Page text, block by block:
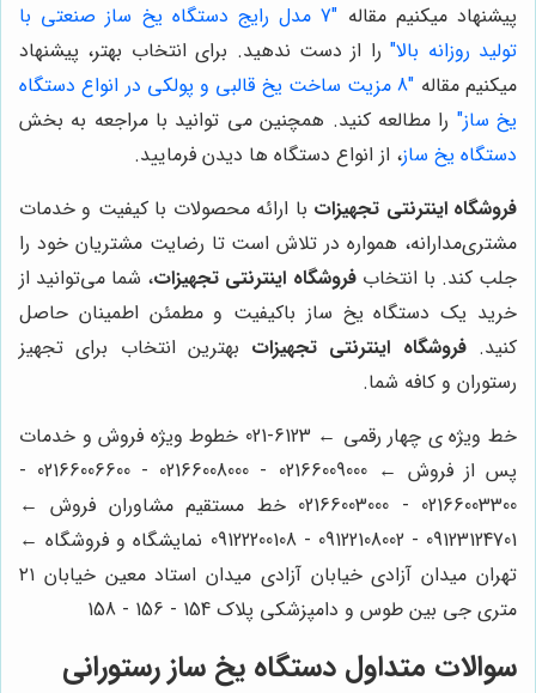
پیشنهاد میکنیم مقاله
"7 مدل رایج دستگاه یخ ساز صنعتی با
تولید روزانه بالا"را از دست ندهید. برای انتخاب بهتر، پیشنهاد
میکنیم مقاله
"8 مزیت ساخت یخ قالبی و پولکی در انواع دستگاه
یخ ساز" را مطالعه کنید. همچنین می توانید با مراجعه به بخش
دستگاه یخ ساز، از انواع دستگاه ها دیدن فرمایید.
فروشگاه اینترنتی تجهیزات با ارائه محصولات با کیفیت و خدمات
مشتری‌مدارانه، همواره در تلاش است تا رضایت مشتریان خود را
جلب کند. با انتخابفروشگاه اینترنتی تجهیزات، شما می‌توانید از
خرید یک دستگاه یخ ساز باکیفیت و مطمئن اطمینان حاصل
کنید.فروشگاه اینترنتی تجهیزات بهترین انتخاب برای تجهیز
رستوران و کافه شما.
خط ویژه ی چهار رقمی ← 6123-021 خطوط ویژه فروش و خدمات
پس از فروش ← 02166009000 - 02166008000 - 02166006600 -
02166003300 - 02166003000 خط مستقیم مشاوران فروش ←
09123124701 - 09122108002 - 09122200108 نمایشگاه و فروشگاه ←
تهران میدان آزادی خیابان آزادی میدان استاد معین خیابان ۲۱
متری جی بین طوس و دامپزشکی پلاک 154 - 156 - 158
سوالات متداول دستگاه یخ ساز رستورانی